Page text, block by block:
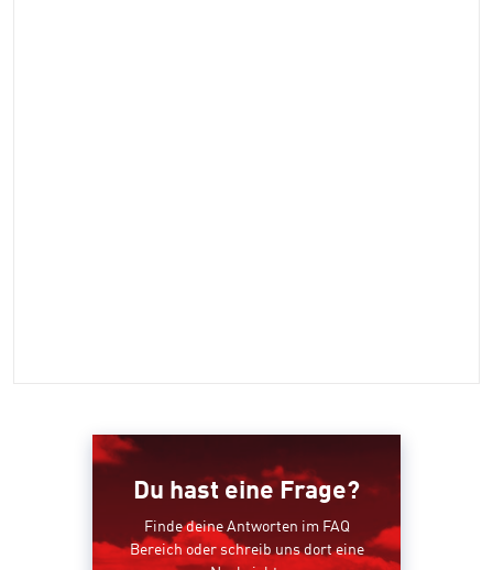
Du hast eine Frage?
Finde deine Antworten im FAQ
Bereich oder schreib uns dort eine